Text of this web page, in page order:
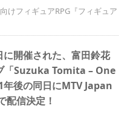
けフィギュアRPG『フィギュア
開催された、富田鈴花
「Suzuka Tomita – One
後の同日にMTV Japan
配信決定！